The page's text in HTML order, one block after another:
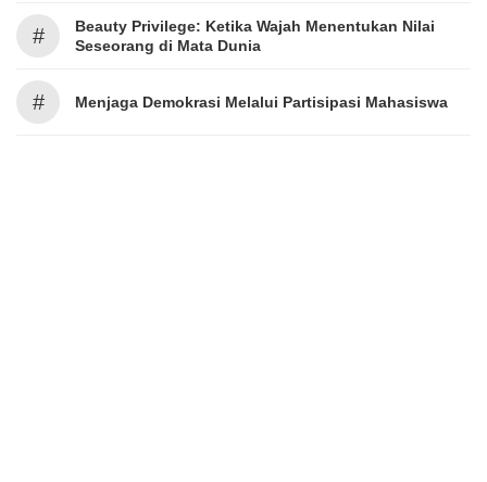
#
Beauty Privilege: Ketika Wajah Menentukan Nilai
Seseorang di Mata Dunia
# Menjaga Demokrasi Melalui Partisipasi Mahasiswa